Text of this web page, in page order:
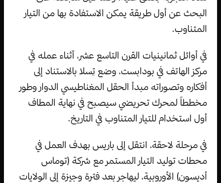
البحث عن أول طريقة يمكن الاستفادة بها من التيار
المتناوب.
في أوائل ثمانينيات القرن التاسع عشر، أثناء عمله في
مركز الهاتف في بودابست، وضع تِسلا بالاستناد إلى
أفكاره وتصوراته مبدأ الحقل المغناطيسي الدوار وطور
مخططاً لمحرك تحريضي سيصبح في نهاية المطاف
أول استخدام للتيار المتناوب في التاريخ.
في مرحلة لاحقة، انتقل إلى باريس بهدف العمل في
محطات توليد التيار المستمر مع شركة (توماس
أديسون) الأوروبية، ليهاجر بعد فترة وجيزة إلى الولايات